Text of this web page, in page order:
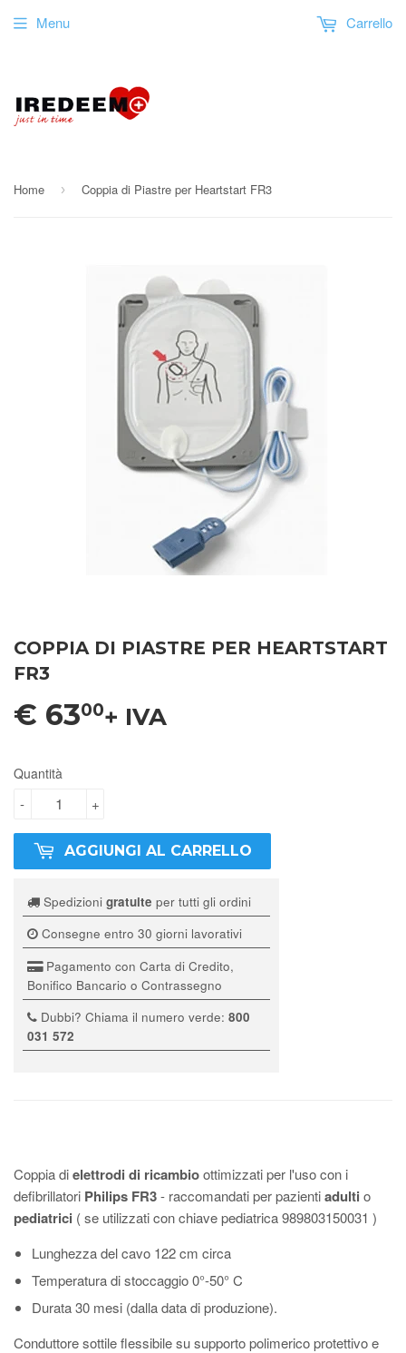
Menu Carrello
Home › Coppia di Piastre per Heartstart FR3
COPPIA DI PIASTRE PER HEARTSTART
FR3
€ 6300+ IVA
Quantità
+
-
AGGIUNGI AL CARRELLO
Spedizioni gratuite per tutti gli ordini
Consegne entro 30 giorni lavorativi
Pagamento con Carta di Credito,
Bonifico Bancario o Contrassegno
Dubbi? Chiama il numero verde: 800
031 572
Coppia dielettrodi di ricambioottimizzati per l'uso con i
defibrillatori Philips FR3- raccomandati per pazientiadulti o
pediatrici ( se utilizzati con chiave pediatrica 989803150031 )
Lunghezza del cavo 122 cm circa
Temperatura di stoccaggio 0°-50° C
Durata 30 mesi (dalla data di produzione).
Conduttore sottile flessibile su supporto polimerico protettivo e